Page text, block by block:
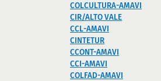
COLCULTURA-AMAVI
CIR/ALTO VALE
CCL-AMAVI
CINTETUR
CCONT-AMAVI
CCI-AMAVI
COLFAD-AMAVI